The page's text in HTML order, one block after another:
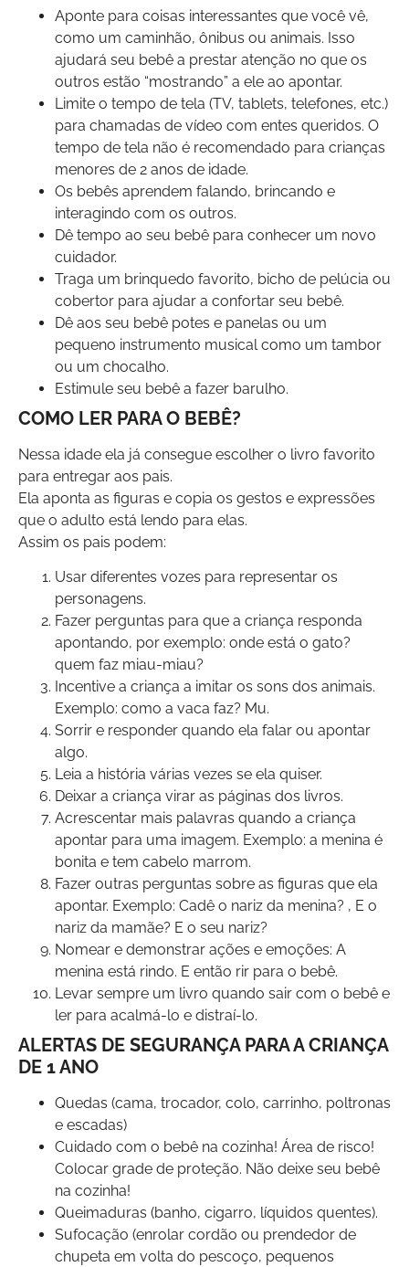
Aponte para coisas interessantes que você vê,
como um caminhão, ônibus ou animais. Isso
ajudará seu bebê a prestar atenção no que os
outros estão “mostrando” a ele ao apontar.
Limite o tempo de tela (TV, tablets, telefones, etc.)
para chamadas de vídeo com entes queridos. O
tempo de tela não é recomendado para crianças
menores de 2 anos de idade.
Os bebês aprendem falando, brincando e
interagindo com os outros.
Dê tempo ao seu bebê para conhecer um novo
cuidador.
Traga um brinquedo favorito, bicho de pelúcia ou
cobertor para ajudar a confortar seu bebê.
Dê aos seu bebê potes e panelas ou um
pequeno instrumento musical como um tambor
ou um chocalho.
Estimule seu bebê a fazer barulho.
COMO LER PARA O BEBÊ?
Nessa idade ela já consegue escolher o livro favorito
para entregar aos pais.
Ela aponta as figuras e copia os gestos e expressões
que o adulto está lendo para elas.
Assim os pais podem:
Usar diferentes vozes para representar os
personagens.
Fazer perguntas para que a criança responda
apontando, por exemplo: onde está o gato?
quem faz miau-miau?
Incentive a criança a imitar os sons dos animais.
Exemplo: como a vaca faz? Mu.
Sorrir e responder quando ela falar ou apontar
algo.
Leia a história várias vezes se ela quiser.
Deixar a criança virar as páginas dos livros.
Acrescentar mais palavras quando a criança
apontar para uma imagem. Exemplo: a menina é
bonita e tem cabelo marrom.
Fazer outras perguntas sobre as figuras que ela
apontar. Exemplo: Cadê o nariz da menina? , E o
nariz da mamãe? E o seu nariz?
Nomear e demonstrar ações e emoções: A
menina está rindo. E então rir para o bebê.
Levar sempre um livro quando sair com o bebê e
ler para acalmá-lo e distraí-lo.
ALERTAS DE SEGURANÇA PARA A CRIANÇA
DE 1 ANO
Quedas (cama, trocador, colo, carrinho, poltronas
e escadas)
Cuidado com o bebê na cozinha! Área de risco!
Colocar grade de proteção. Não deixe seu bebê
na cozinha!
Queimaduras (banho, cigarro, líquidos quentes).
Sufocação (enrolar cordão ou prendedor de
chupeta em volta do pescoço, pequenos